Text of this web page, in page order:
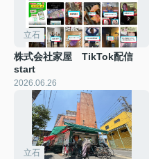
立石
株式会社家屋 TikTok配信
start
2026.06.26
立石